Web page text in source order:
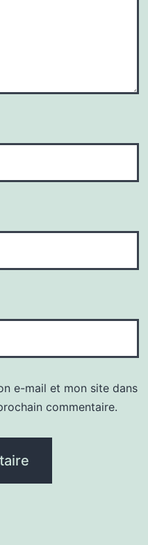
e-mail et mon site dans
commentaire.